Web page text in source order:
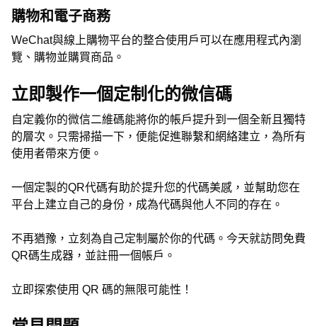
購物和電子商務
WeChat與線上購物平台的整合使用戶可以在應用程式內瀏
覽、購物並購買商品。
立即製作一個定制化的微信碼
自定義你的微信二維碼能將你的帳戶提升到一個全新且獨特
的層次。只需掃描一下，便能促進聯繫和網絡建立，為所有
使用者帶來方便。
一個定製的QR代碼有助於提升您的代碼美感，並幫助您在
平台上建立自己的身份，成為代碼與他人不同的存在。
不再猶豫，立刻為自己定制屬於你的代碼。今天就訪問免費
QR碼生成器，並註冊一個帳戶。
立即探索使用 QR 碼的無限可能性！